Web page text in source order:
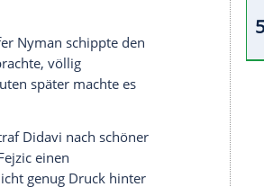
erstklassig bleiben.
Rückkehr nach drei Jahren im
Für den vierten Aufstieg der
Sieg mit mindestens zwei Toren
setzte sich in den
Bundesligist durch.